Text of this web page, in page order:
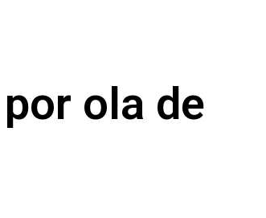
ola de